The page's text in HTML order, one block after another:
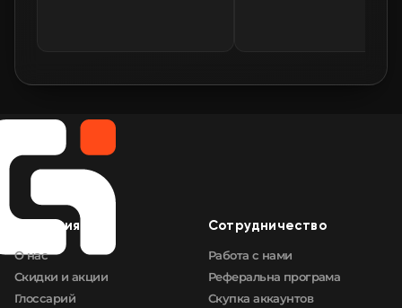
FN
Компания
О нас
Скидки и акции
Глоссарий
Сотрудничество
Работа с нами
Реферальна програма
Скупка аккаунтов